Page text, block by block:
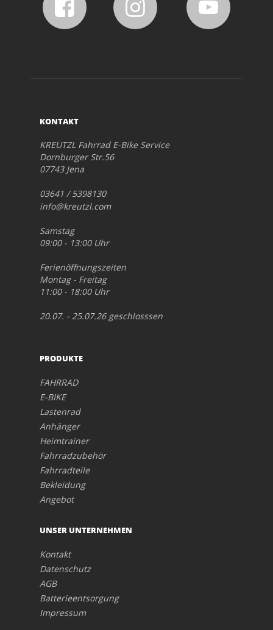
KONTAKT
KREUTZL Fahrrad E-Bike Service
Dornburger Str.56
07743 Jena
03641 / 5398130
info@kreutzl.com
Samstag
09:00 - 13:00 Uhr
Ferienöffnungszeiten
Montag - Freitag
11:00 - 18:00 Uhr
20.07. - 25.07.26 geschlosssen
PRODUKTE
FAHRRAD
E-BIKE
Lastenrad
Anhänger
Heimtrainer
Fahrradzubehör
Fahrradteile
Bekleidung
Angebot
UNSER UNTERNEHMEN
Kontakt
Datenschutz
AGB
Batterieentsorgung
Impressum